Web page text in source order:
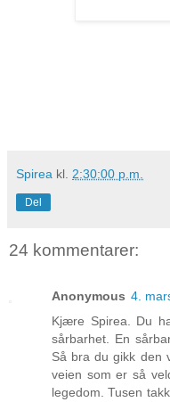
Spirea kl. 2:30:00 p.m.
Del
24 kommentarer:
Anonymous 4.
Kjære Spirea. Du
sårbarhet. En
Så bra du gikk den
veien som er så
legedom. Tusen